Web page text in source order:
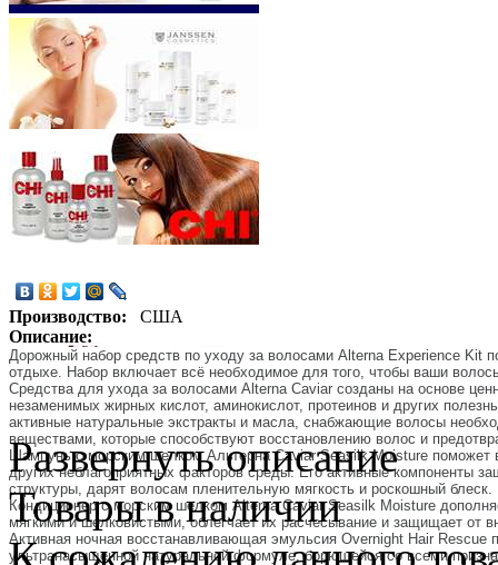
Производство:
США
Описание:
Дорожный набор средств по уходу за волосами Alterna Experience Kit
отдыхе. Набор включает всё необходимое для того, чтобы ваши
Средства для ухода за волосами Alterna Caviar созданы на основе
незаменимых жирных кислот, аминокислот, протеинов и других
активные натуральные экстракты и масла, снабжающие волосы
веществами, которые способствуют восстановлению волос и
Шампунь с морским шелком Альтерна Caviar Seasilk Moisture поможет
других неблагоприятных факторов среды. Его активные компоненты
структуры, дарят волосам пленительную мягкость и роскошный блеск.
Кондиционер с морским шелком Alterna Caviar Seasilk Moisture
мягкими и шелковистыми, облегчает их расчесывание и защищает от
Активная ночная восстанавливающая эмульсия Overnight Hair Rescue
ультранасыщенной натуральной формуле, борющейся со всеми
Развернуть описание
Товары в наличии